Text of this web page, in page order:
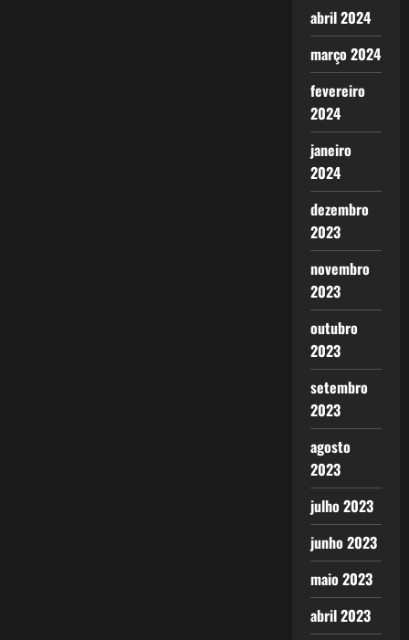
abril 2024
março 2024
fevereiro
2024
janeiro
2024
dezembro
2023
novembro
2023
outubro
2023
setembro
2023
agosto
2023
julho 2023
junho 2023
maio 2023
abril 2023